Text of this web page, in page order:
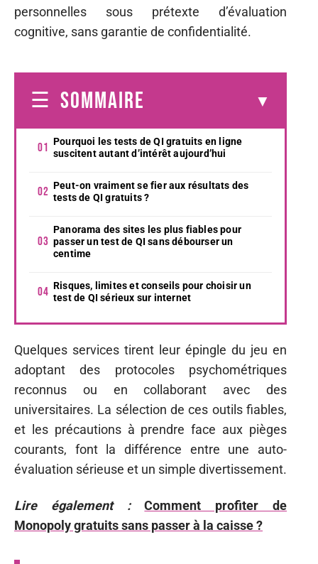
personnelles sous prétexte d’évaluation
cognitive, sans garantie de confidentialité.
SOMMAIRE
Pourquoi les tests de QI gratuits en ligne
suscitent autant d’intérêt aujourd’hui
Peut-on vraiment se fier aux résultats des
tests de QI gratuits ?
Panorama des sites les plus fiables pour
passer un test de QI sans débourser un
centime
Risques, limites et conseils pour choisir un
test de QI sérieux sur internet
Quelques services tirent leur épingle du jeu en
adoptant des protocoles psychométriques
reconnus ou en collaborant avec des
universitaires. La sélection de ces outils fiables,
et les précautions à prendre face aux pièges
courants, font la différence entre une auto-
évaluation sérieuse et un simple divertissement.
Lire également :
Comment profiter de
Monopoly gratuits sans passer à la caisse ?